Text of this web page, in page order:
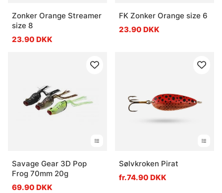
Zonker Orange Streamer
size 8
23.90 DKK
FK Zonker Orange size 6
23.90 DKK
Savage Gear 3D Pop
Frog 70mm 20g
69.90 DKK
Sølvkroken Pirat
fr.74.90 DKK